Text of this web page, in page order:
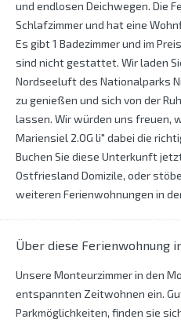
und endlosen Deichwegen. Die
Schlafzimmer und hat eine
Es gibt 1 Badezimmer und im
sind nicht gestattet. Wir laden
Nordseeluft des Nationalparks
zu genießen und sich von der
lassen. Wir würden uns freuen,
Mariensiel 2.OG li" dabei die
Buchen Sie diese Unterkunft
Ostfriesland Domizile, oder
weiteren Ferienwohnungen in
Über diese Ferienwohnung
Unsere Monteurzimmer in den
entspannten Zeitwohnen ein.
Parkmöglichkeiten, finden sie